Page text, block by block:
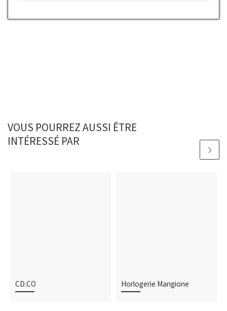
VOUS POURREZ AUSSI ÊTRE
INTÉRESSÉ PAR
CD.CO Horlogerie Mangione